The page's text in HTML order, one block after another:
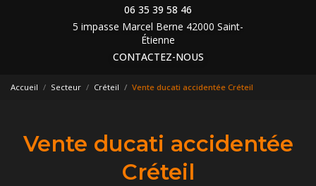
06 35 39 58 46
5 impasse Marcel Berne 42000 Saint-
Étienne
CONTACTEZ-NOUS
Accueil Secteur Créteil Vente ducati accidentée Créteil
Vente ducati accidentée
Créteil